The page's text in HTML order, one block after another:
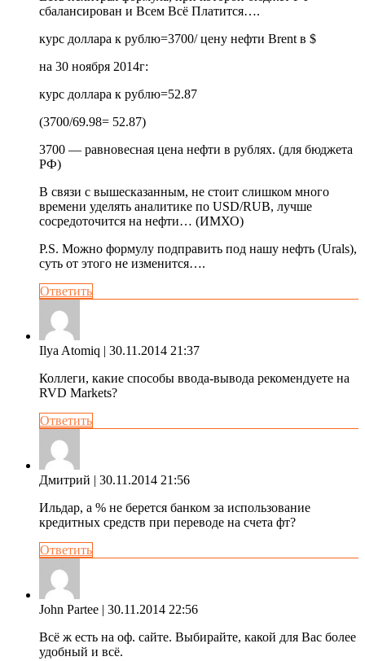
сбалансирован и Всем Всё Платится….
курс доллара к рублю=3700/ цену нефти Brent в $
на 30 ноября 2014г:
курс доллара к рублю=52.87
(3700/69.98= 52.87)
3700 — равновесная цена нефти в рублях. (для бюджета
РФ)
В связи с вышесказанным, не стоит слишком много
времени уделять аналитике по USD/RUB, лучше
сосредоточится на нефти… (ИМХО)
P.S. Можно формулу подправить под нашу нефть (Urals),
суть от этого не изменится….
Ответить
Ilya Atomiq | 30.11.2014 21:37
Коллеги, какие способы ввода-вывода рекомендуете на
RVD Markets?
Ответить
Дмитрий | 30.11.2014 21:56
Ильдар, а % не берется банком за использование
кредитных средств при переводе на счета фт?
Ответить
John Partee | 30.11.2014 22:56
Всё ж есть на оф. сайте. Выбирайте, какой для Вас более
удобный и всё.